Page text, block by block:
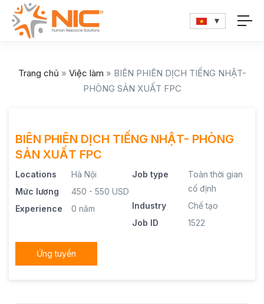
Trang chủ » Việc làm » BIÊN PHIÊN DỊCH TIẾNG NHẬT-
PHÒNG SẢN XUẤT FPC
BIÊN PHIÊN DỊCH TIẾNG NHẬT- PHÒNG
SẢN XUẤT FPC
Locations
Hà Nội
Mức lương
450 - 550 USD
Experience
0 năm
Job type
Toàn thời gian
cố định
Industry
Chế tạo
Job ID
1522
Ứng tuyển